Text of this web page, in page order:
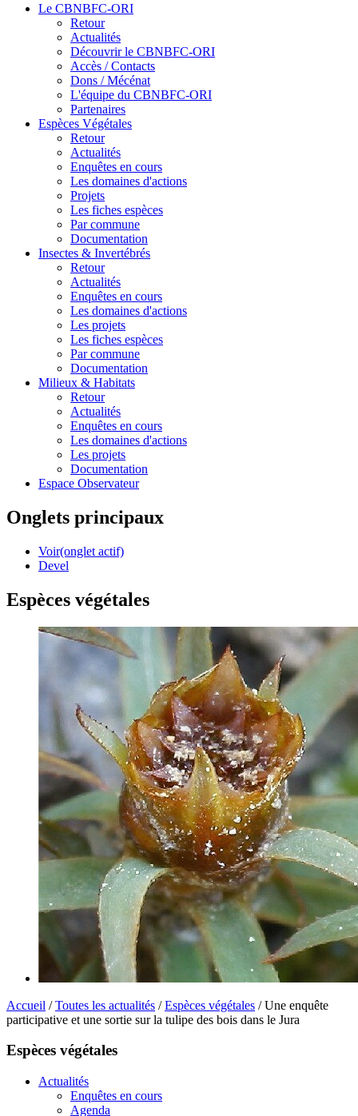
Le CBNBFC-ORI
Retour
Actualités
Découvrir le CBNBFC-ORI
Accès / Contacts
Dons / Mécénat
L'équipe du CBNBFC-ORI
Partenaires
Espèces Végétales
Retour
Actualités
Enquêtes en cours
Les domaines d'actions
Projets
Les fiches espèces
Par commune
Documentation
Insectes & Invertébrés
Retour
Actualités
Enquêtes en cours
Les domaines d'actions
Les projets
Les fiches espèces
Par commune
Documentation
Milieux & Habitats
Retour
Actualités
Enquêtes en cours
Les domaines d'actions
Les projets
Documentation
Espace Observateur
Onglets principaux
Voir(onglet actif)
Devel
Espèces végétales
Accueil /Toutes les actualités /Espèces végétales / Une enquête
participative et une sortie sur la tulipe des bois dans le Jura
Espèces végétales
Actualités
Enquêtes en cours
Agenda